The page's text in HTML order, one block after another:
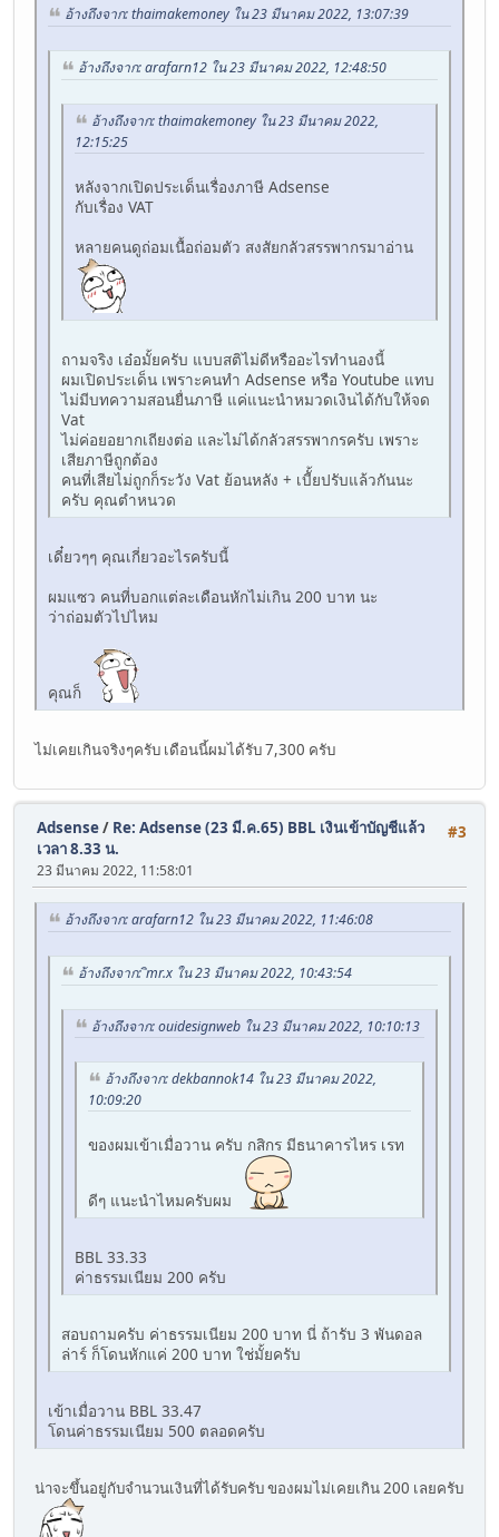
อ้างถึงจาก: thaimakemoney ใน 23 มีนาคม 2022, 13:07:39
อ้างถึงจาก: arafarn12 ใน 23 มีนาคม 2022, 12:48:50
อ้างถึงจาก: thaimakemoney ใน 23 มีนาคม 2022,
12:15:25
หลังจากเปิดประเด็นเรื่องภาษี Adsense
กับเรื่อง VAT
หลายคนดูถ่อมเนื้อถ่อมตัว สงสัยกลัวสรรพากรมาอ่าน
ถามจริง เอ๋อมั้ยครับ แบบสติไม่ดีหรืออะไรทำนองนี้
ผมเปิดประเด็น เพราะคนทำ Adsense หรือ Youtube แทบ
ไม่มีบทความสอนยื่นภาษี แค่แนะนำหมวดเงินได้กับให้จด
Vat
ไม่ค่อยอยากเถียงต่อ และไม่ได้กลัวสรรพากรครับ เพราะ
เสียภาษีถูกต้อง
คนที่เสียไม่ถูกก็ระวัง Vat ย้อนหลัง + เบีั้ยปรับแล้วกันนะ
ครับ คุณตำหนวด
เดี๋ยวๆๆ คุณเกี่ยวอะไรครับนี้
ผมแซว คนที่บอกแต่ละเดือนหักไม่เกิน 200 บาท นะ
ว่าถ่อมตัวไปไหม
คุณก็
ไม่เคยเกินจริงๆครับ เดือนนี้ผมได้รับ 7,300 ครับ
#3
Adsense/ Re: Adsense (23 มี.ค.65) BBL เงินเข้าบัญชีแล้ว
เวลา 8.33 น.
23 มีนาคม 2022, 11:58:01
อ้างถึงจาก: arafarn12 ใน 23 มีนาคม 2022, 11:46:08
อ้างถึงจาก: ิmr.x ใน 23 มีนาคม 2022, 10:43:54
อ้างถึงจาก: ouidesignweb ใน 23 มีนาคม 2022, 10:10:13
อ้างถึงจาก: dekbannok14 ใน 23 มีนาคม 2022,
10:09:20
ของผมเข้าเมื่อวาน ครับ กสิกร มีธนาคารไหร เรท
ดีๆ แนะนำไหมครับผม
BBL 33.33
ค่าธรรมเนียม 200 ครับ
สอบถามครับ ค่าธรรมเนียม 200 บาท นี่ ถ้ารับ 3 พันดอล
ล่าร์ ก็โดนหักแค่ 200 บาท ใช่มั้ยครับ
เข้าเมื่อวาน BBL 33.47
โดนค่าธรรมเนียม 500 ตลอดครับ
น่าจะขึ้นอยู่กับจำนวนเงินที่ได้รับครับ ของผมไม่เคยเกิน 200 เลยครับ